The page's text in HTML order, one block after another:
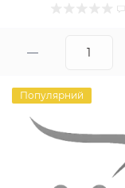
Популярний